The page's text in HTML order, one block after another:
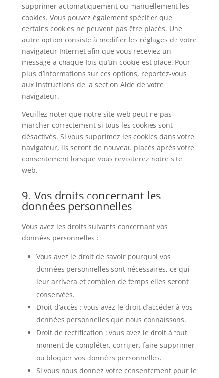
supprimer automatiquement ou manuellement les
cookies. Vous pouvez également spécifier que
certains cookies ne peuvent pas être placés. Une
autre option consiste à modifier les réglages de votre
navigateur Internet afin que vous receviez un
message à chaque fois qu’un cookie est placé. Pour
plus d’informations sur ces options, reportez-vous
aux instructions de la section Aide de votre
navigateur.
Veuillez noter que notre site web peut ne pas
marcher correctement si tous les cookies sont
désactivés. Si vous supprimez les cookies dans votre
navigateur, ils seront de nouveau placés après votre
consentement lorsque vous revisiterez notre site
web.
9. Vos droits concernant les
données personnelles
Vous avez les droits suivants concernant vos
données personnelles :
Vous avez le droit de savoir pourquoi vos
données personnelles sont nécessaires, ce qui
leur arrivera et combien de temps elles seront
conservées.
Droit d’accès : vous avez le droit d’accéder à vos
données personnelles que nous connaissons.
Droit de rectification : vous avez le droit à tout
moment de compléter, corriger, faire supprimer
ou bloquer vos données personnelles.
Si vous nous donnez votre consentement pour le